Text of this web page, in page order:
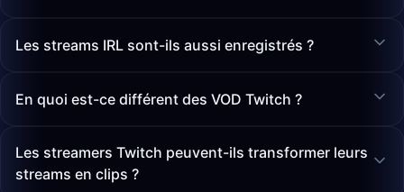
Les streams IRL sont-ils aussi enregistrés ?
En quoi est-ce différent des VOD Twitch ?
Les streamers Twitch peuvent-ils transformer leurs
streams en clips ?